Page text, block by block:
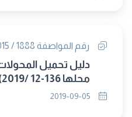
رقم المواصفة 1888 / 2015
دليل تحميل
محلها 136-12 /2019)